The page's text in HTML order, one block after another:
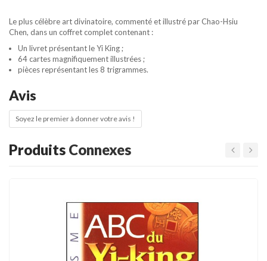
Le plus célèbre art divinatoire, commenté et illustré par Chao-Hsiu
Chen, dans un coffret complet contenant :
Un livret présentant le Yi King ;
64 cartes magnifiquement illustrées ;
pièces représentant les 8 trigrammes.
Avis
Soyez le premier à donner votre avis !
Produits Connexes